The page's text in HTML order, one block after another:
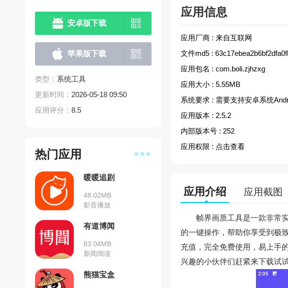
安卓版下载
苹果版下载
类型： 系统工具
更新时间： 2026-05-18 09:50
应用评分： 8.5
热门应用
暖暖追剧
48.02MB
影音播放
有道博闻
83.04MB
新闻阅读
熊猫宝盒
应用信息
应用厂商 : 来自互联网
文件md5 :
应用包名 : com.boli.zjhzxg
应用大小 : 5.55MB
系统要求 : 需要支持安卓系统
应用版本 : 2.5.2
内部版本号 : 252
应用权限 : 点击查看
应用介绍 应用截图
帧界画质工具是一款非常
的一键操作，帮助你享受到极
充值，完全免费使用，易上手
兴趣的小伙伴们赶紧来下载试